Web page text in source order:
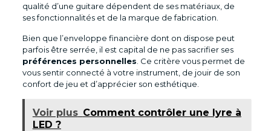
qualité d’une guitare dépendent de ses matériaux, de
ses fonctionnalités et de la marque de fabrication.
Bien que l’enveloppe financière dont on dispose peut
parfois être serrée, il est capital de ne pas sacrifier ses
préférences personnelles . Ce critère vous permet de
vous sentir connecté à votre instrument, de jouir de son
confort de jeu et d’apprécier son esthétique.
Voir plus Comment contrôler une lyre à
LED ?